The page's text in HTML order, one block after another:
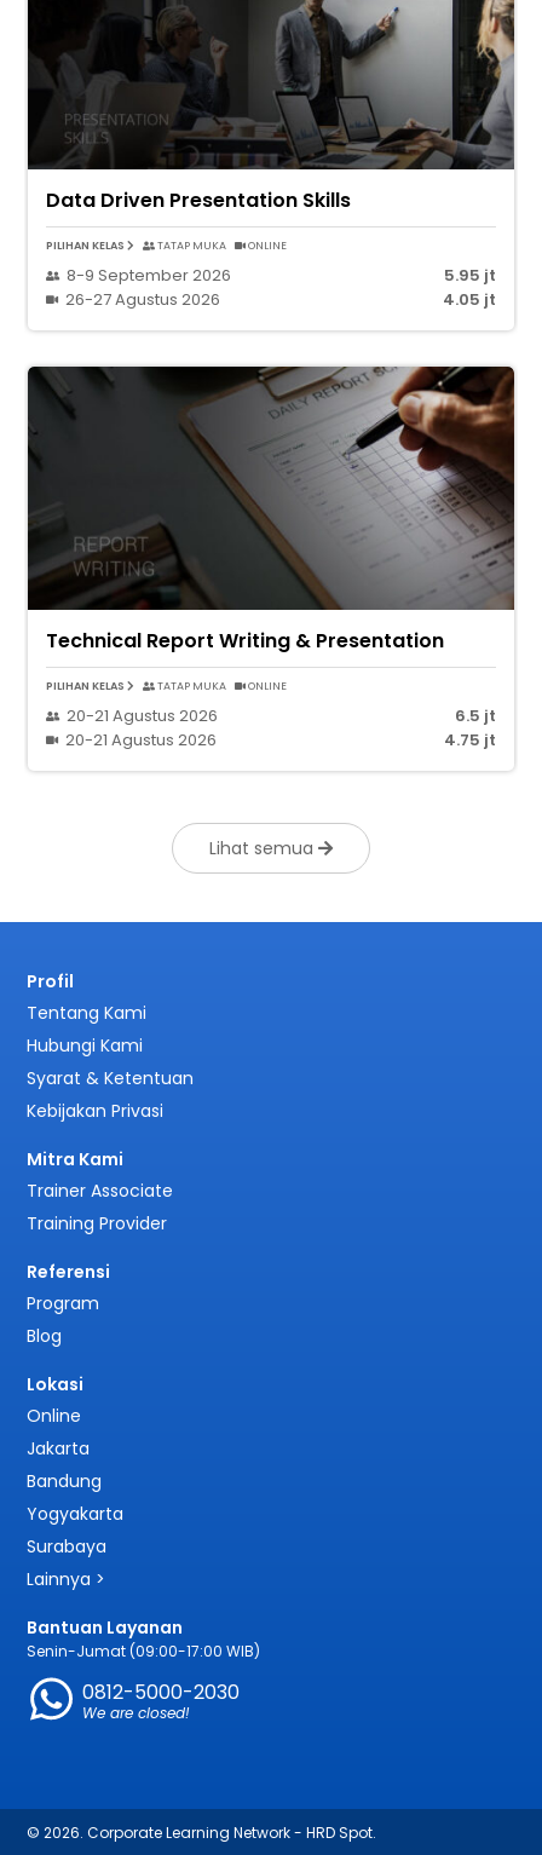
Data Driven Presentation Skills
PILIHAN KELAS TATAP MUKA ONLINE
8-9 September 2026
5.95 jt
26-27 Agustus 2026
4.05 jt
Technical Report Writing & Presentation
PILIHAN KELAS TATAP MUKA ONLINE
20-21 Agustus 2026
6.5 jt
20-21 Agustus 2026
4.75 jt
Lihat semua
Profil
Tentang Kami
Hubungi Kami
Syarat & Ketentuan
Kebijakan Privasi
Mitra Kami
Trainer Associate
Training Provider
Referensi
Program
Blog
Lokasi
Online
Jakarta
Bandung
Yogyakarta
Surabaya
Lainnya >
Bantuan Layanan
Senin-Jumat (09:00-17:00 WIB)
0812-5000-2030
We are closed!
© 2026. Corporate Learning Network - HRD Spot.